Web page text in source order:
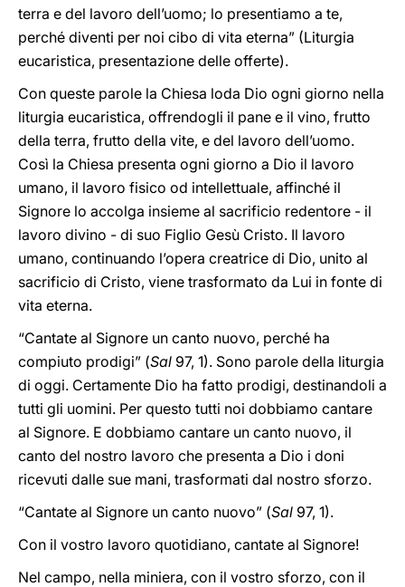
terra e del lavoro dell’uomo; lo presentiamo a te,
perché diventi per noi cibo di vita eterna” (Liturgia
eucaristica, presentazione delle offerte).
Con queste parole la Chiesa loda Dio ogni giorno nella
liturgia eucaristica, offrendogli il pane e il vino, frutto
della terra, frutto della vite, e del lavoro dell’uomo.
Così la Chiesa presenta ogni giorno a Dio il lavoro
umano, il lavoro fisico od intellettuale, affinché il
Signore lo accolga insieme al sacrificio redentore - il
lavoro divino - di suo Figlio Gesù Cristo. Il lavoro
umano, continuando l’opera creatrice di Dio, unito al
sacrificio di Cristo, viene trasformato da Lui in fonte di
vita eterna.
“Cantate al Signore un canto nuovo, perché ha
compiuto prodigi” (Sal 97, 1). Sono parole della liturgia
di oggi. Certamente Dio ha fatto prodigi, destinandoli a
tutti gli uomini. Per questo tutti noi dobbiamo cantare
al Signore. E dobbiamo cantare un canto nuovo, il
canto del nostro lavoro che presenta a Dio i doni
ricevuti dalle sue mani, trasformati dal nostro sforzo.
“Cantate al Signore un canto nuovo” (Sal 97, 1).
Con il vostro lavoro quotidiano, cantate al Signore!
Nel campo, nella miniera, con il vostro sforzo, con il